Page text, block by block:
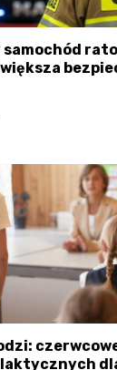
samochód